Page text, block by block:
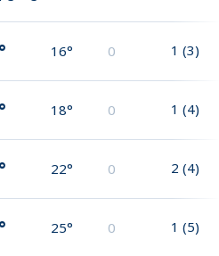
16° 0 1 (3)
18° 0 1 (4)
22° 0 2 (4)
25° 0 1 (5)